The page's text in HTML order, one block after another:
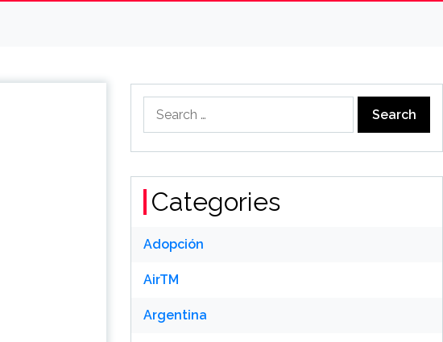
for:
Categories
Adopción
AirTM
Argentina